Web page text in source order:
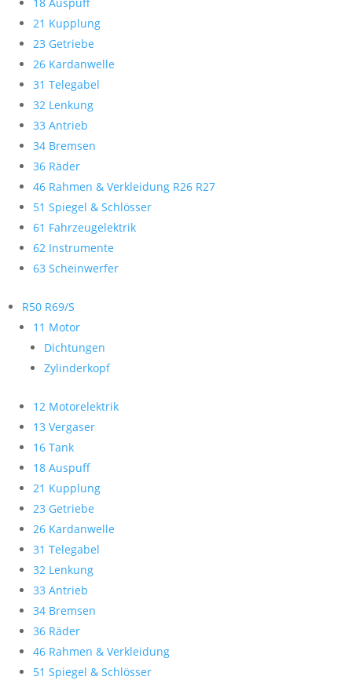
21 Kupplung
23 Getriebe
26 Kardanwelle
31 Telegabel
32 Lenkung
33 Antrieb
34 Bremsen
36 Räder
46 Rahmen & Verkleidung R26 R27
51 Spiegel & Schlösser
61 Fahrzeugelektrik
62 Instrumente
63 Scheinwerfer
R50 R69/S
11 Motor
Dichtungen
Zylinderkopf
12 Motorelektrik
13 Vergaser
16 Tank
18 Auspuff
21 Kupplung
23 Getriebe
26 Kardanwelle
31 Telegabel
32 Lenkung
33 Antrieb
34 Bremsen
36 Räder
46 Rahmen & Verkleidung
51 Spiegel & Schlösser